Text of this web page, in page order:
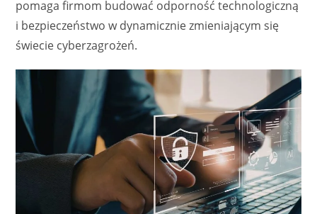
pomaga firmom budować odporność technologiczną
i bezpieczeństwo w dynamicznie zmieniającym się
świecie cyberzagrożeń.